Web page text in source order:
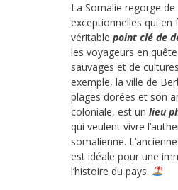
La Somalie regorge
exceptionnelles qui en
véritable point clé de
les voyageurs en
sauvages et de
exemple, la ville de
plages dorées et son
coloniale, est un lieu
qui veulent vivre
somalienne.
est idéale pour une
l’histoire du pays.